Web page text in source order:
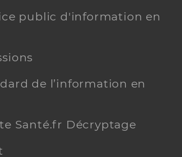
public d'information en
de l’information en
Santé.fr Décryptage